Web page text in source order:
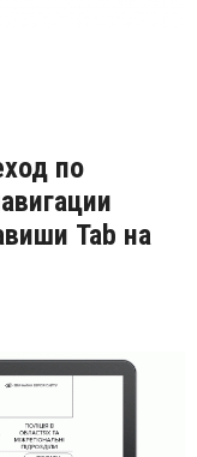
по
Tab на